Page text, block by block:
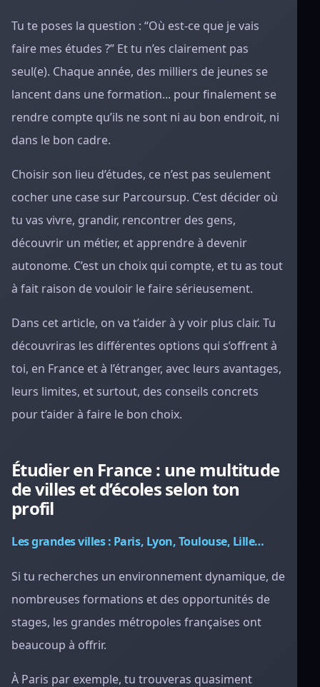
Tu te poses la question : “Où est-ce que je vais
faire mes études ?” Et tu n’es clairement pas
seul(e). Chaque année, des milliers de jeunes se
lancent dans une formation... pour finalement se
rendre compte qu’ils ne sont ni au bon endroit, ni
dans le bon cadre.
Choisir son lieu d’études, ce n’est pas seulement
cocher une case sur Parcoursup. C’est décider où
tu vas vivre, grandir, rencontrer des gens,
découvrir un métier, et apprendre à devenir
autonome. C’est un choix qui compte, et tu as tout
à fait raison de vouloir le faire sérieusement.
Dans cet article, on va t’aider à y voir plus clair. Tu
découvriras les différentes options qui s’offrent à
toi, en France et à l’étranger, avec leurs avantages,
leurs limites, et surtout, des conseils concrets
pour t’aider à faire le bon choix.
Étudier en France : une multitude
de villes et d’écoles selon ton
profil
Les grandes villes : Paris, Lyon, Toulouse, Lille…
Si tu recherches un environnement dynamique, de
nombreuses formations et des opportunités de
stages, les grandes métropoles françaises ont
beaucoup à offrir.
À Paris par exemple, tu trouveras quasiment